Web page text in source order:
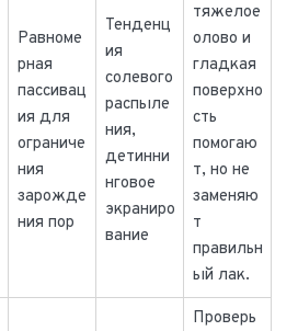
Равноме
рная
пассивац
ия для
ограниче
ния
зарожде
ния пор
Тенденц
ия
солевого
распыле
ния,
детинни
нговое
экраниро
вание
тяжелое
олово и
гладкая
поверхно
сть
помогаю
т, но не
заменяю
т
правильн
ый лак.
Проверь